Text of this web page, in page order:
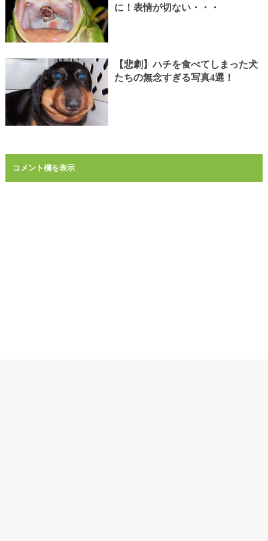
に！表情が切ない・・・
【悲劇】ハチを食べてしまった犬
たちの無念すぎる写真4選！
コメント欄を表示